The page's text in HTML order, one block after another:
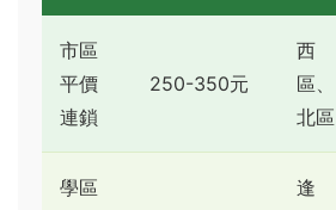
市區
平價
連鎖
250-350元
西
區、
北區
學區
逢